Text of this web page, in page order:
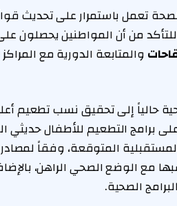
تعمل باستمرار على تحديث
للتأكد من أن المواطنين
والمتابعة الدورية مع
حالياً إلى تحقيق نسب تطعيم
على برامج التطعيم للأطفال
المتوقعة، وفقاً
مع الوضع الصحي الراهن،
الصحية.